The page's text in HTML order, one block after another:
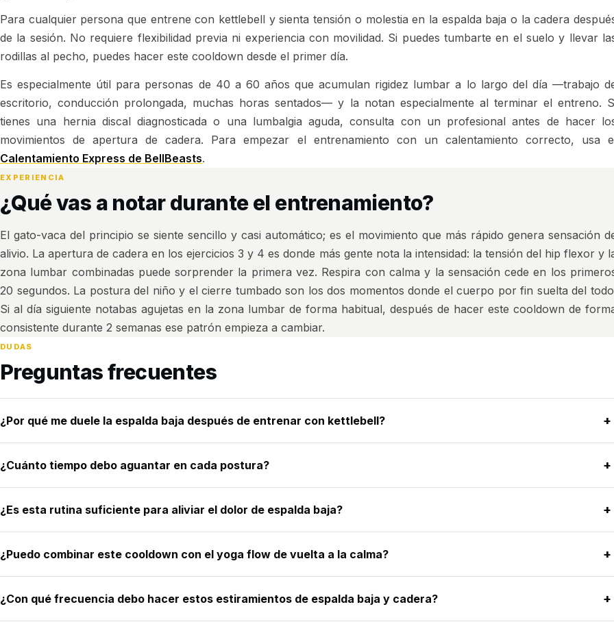
Para cualquier persona que entrene con kettlebell y sienta tensión o molestia en la espalda baja o la cadera
de la sesión. No requiere flexibilidad previa ni experiencia con movilidad. Si puedes tumbarte en el suelo y llevar
rodillas al pecho, puedes hacer este cooldown desde el primer día.
Es especialmente útil para personas de 40 a 60 años que acumulan rigidez lumbar a lo largo del día —trabajo
escritorio, conducción prolongada, muchas horas sentados— y la notan especialmente al terminar el entreno.
tienes una hernia discal diagnosticada o una lumbalgia aguda, consulta con un profesional antes de hacer
movimientos de apertura de cadera. Para empezar el entrenamiento con un calentamiento correcto, usa
Calentamiento Express de BellBeasts.
EXPERIENCIA
¿Qué vas a notar durante el entrenamiento?
El gato-vaca del principio se siente sencillo y casi automático; es el movimiento que más rápido genera sensación
alivio. La apertura de cadera en los ejercicios 3 y 4 es donde más gente nota la intensidad: la tensión del hip flexor y
zona lumbar combinadas puede sorprender la primera vez. Respira con calma y la sensación cede en los
20 segundos. La postura del niño y el cierre tumbado son los dos momentos donde el cuerpo por fin suelta del
Si al día siguiente notabas agujetas en la zona lumbar de forma habitual, después de hacer este cooldown de
consistente durante 2 semanas ese patrón empieza a cambiar.
DUDAS
Preguntas frecuentes
¿Por qué me duele la espalda baja después de entrenar con kettlebell? +
¿Cuánto tiempo debo aguantar en cada postura? +
¿Es esta rutina suficiente para aliviar el dolor de espalda baja? +
¿Puedo combinar este cooldown con el yoga flow de vuelta a la calma? +
¿Con qué frecuencia debo hacer estos estiramientos de espalda baja y cadera? +